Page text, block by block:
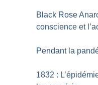
Black Rose
conscience et
Pendant la
1832 :